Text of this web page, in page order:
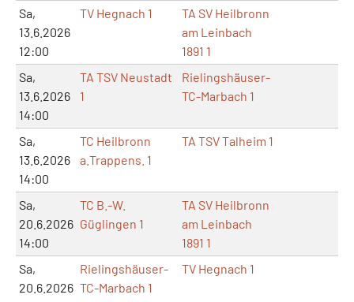
Sa,
13.6.2026
12:00
TV Hegnach 1
TA SV Heilbronn
am Leinbach
1891 1
Sa,
13.6.2026
14:00
TA TSV Neustadt
1
Rielingshäuser-
TC-Marbach 1
Sa,
13.6.2026
14:00
TC Heilbronn
a.Trappens. 1
TA TSV Talheim 1
Sa,
20.6.2026
14:00
TC B.-W.
Güglingen 1
TA SV Heilbronn
am Leinbach
1891 1
Sa,
20.6.2026
Rielingshäuser-
TC-Marbach 1
TV Hegnach 1